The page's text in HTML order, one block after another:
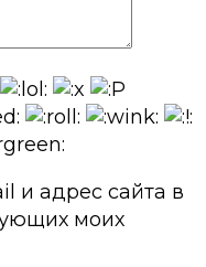
и адрес сайта в
моих